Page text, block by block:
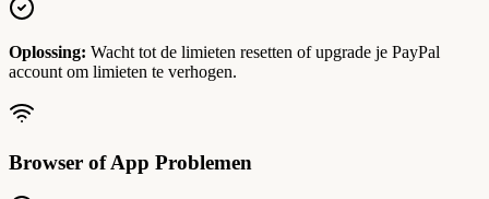
Oplossing: Wacht tot de limieten resetten of upgrade je PayPal
account om limieten te verhogen.
Browser of App Problemen